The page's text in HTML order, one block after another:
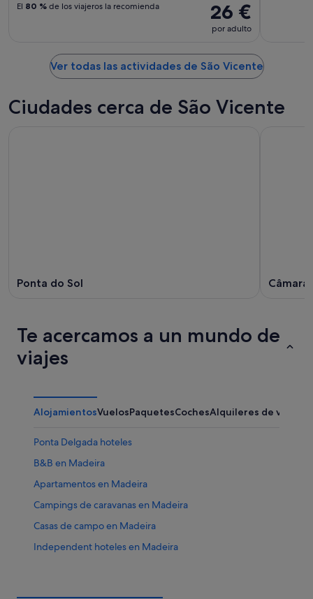
26 €
por adulto
El 80 % de los viajeros la recomienda
Ver todas las actividades de São Vicente
Ciudades cerca de São Vicente
Ponta do Sol Câmara
Te acercamos a un mundo de
viajes
AlojamientosVuelosPaquetesCochesAlquileres de
Ponta Delgada hoteles
B&B en Madeira
Apartamentos en Madeira
Campings de caravanas en Madeira
Casas de campo en Madeira
Independent hoteles en Madeira